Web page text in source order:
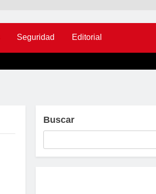
Seguridad Editorial
Buscar